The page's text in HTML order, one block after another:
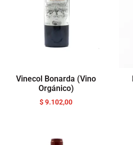
Vinecol Bonarda (Vino
Orgánico)
$9.102,00